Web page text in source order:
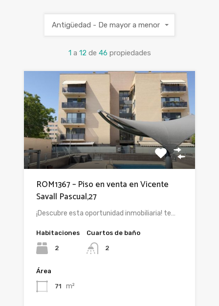
1 a 12 de 46 propiedades
Antigüedad - De mayor a menor
ROM1367 – Piso en venta en Vicente
Savall Pascual,27
¡Descubre esta oportunidad inmobiliaria! te…
Habitaciones
2
Cuartos de baño
2
Área
71 m²